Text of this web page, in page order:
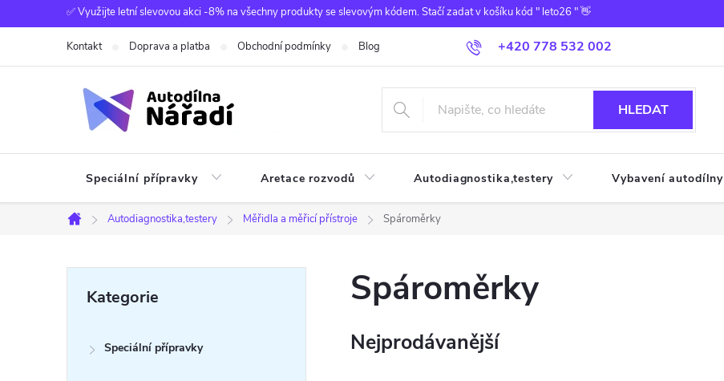
na
✅ Využijte letní slevovou akci -8% na všechny produkty se slevovým kódem. Stačí zadat v košíku kód " leto26 " 👋
+420 778 532 002
Kontakt Doprava a platba Obchodní podmínky Blog
HLEDAT
Speciální přípravky Aretace rozvodů Autodiagnostika,testery Vybavení autodílny
Domů
Autodiagnostika,testery Měřidla a měřicí přístroje Spároměrky
kategorie
Kategorie
Speciální přípravky
Spároměrky
Nejprodávanější